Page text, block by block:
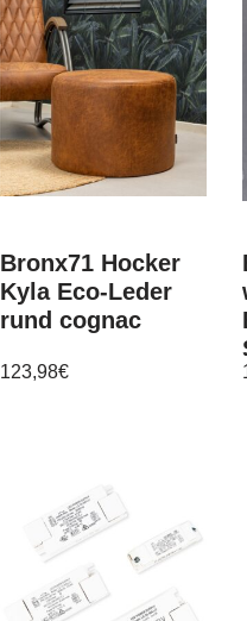
Bronx71 Hocker
Kyla Eco-Leder
rund cognac
123,98€